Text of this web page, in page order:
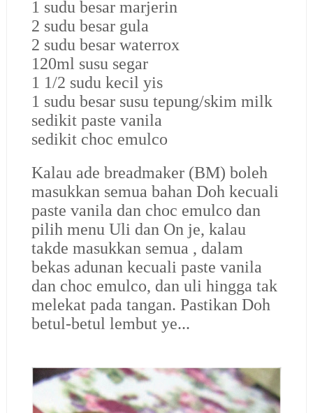
1 sudu besar marjerin
2 sudu besar gula
2 sudu besar waterrox
120ml susu segar
1 1/2 sudu kecil yis
1 sudu besar susu tepung/skim milk
sedikit paste vanila
sedikit choc emulco
Kalau ade breadmaker (BM) boleh
masukkan semua bahan Doh kecuali
paste vanila dan choc emulco dan
pilih menu Uli dan On je, kalau
takde masukkan semua , dalam
bekas adunan kecuali paste vanila
dan choc emulco, dan uli hingga tak
melekat pada tangan. Pastikan Doh
betul-betul lembut ye...